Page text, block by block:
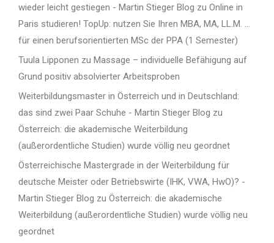
wieder leicht gestiegen - Martin Stieger Blog zu Online in
Paris studieren! TopUp: nutzen Sie Ihren MBA, MA, LL.M. …
für einen berufsorientierten MSc der PPA (1 Semester)
Tuula Lipponen zu Massage – individuelle Befähigung auf
Grund positiv absolvierter Arbeitsproben
Weiterbildungsmaster in Österreich und in Deutschland:
das sind zwei Paar Schuhe - Martin Stieger Blog zu
Österreich: die akademische Weiterbildung
(außerordentliche Studien) wurde völlig neu geordnet
Österreichische Mastergrade in der Weiterbildung für
deutsche Meister oder Betriebswirte (IHK, VWA, HwO)? -
Martin Stieger Blog zu Österreich: die akademische
Weiterbildung (außerordentliche Studien) wurde völlig neu
geordnet